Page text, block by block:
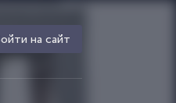
на сайт